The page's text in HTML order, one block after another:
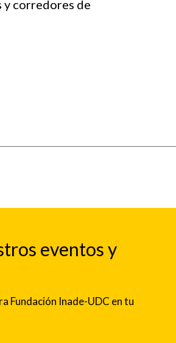
corredores de
eventos y
Fundación Inade-UDC en tu